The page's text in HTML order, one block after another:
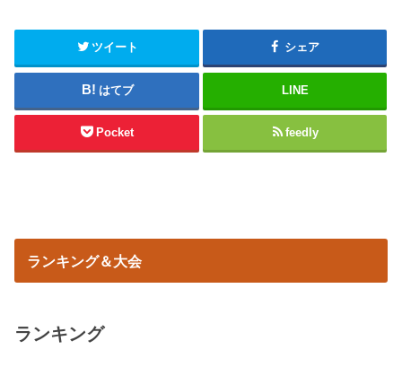
ツイート シェア
はてブ LINE
Pocket feedly
ランキング＆大会
ランキング